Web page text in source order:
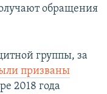
обращения
группы, за
призваны
2018 года